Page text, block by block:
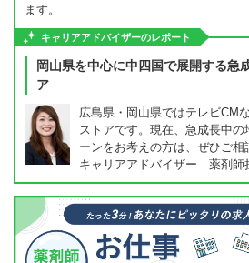
ます。
キャリアアドバイザーのレポート
岡山県を中心に中四国で展開する急
ア
広島県・岡山県ではテレビCM
ストアです。現在、急成長中の
ーンをお考えの方は、ぜひご相
キャリアアドバイザー 薬剤師